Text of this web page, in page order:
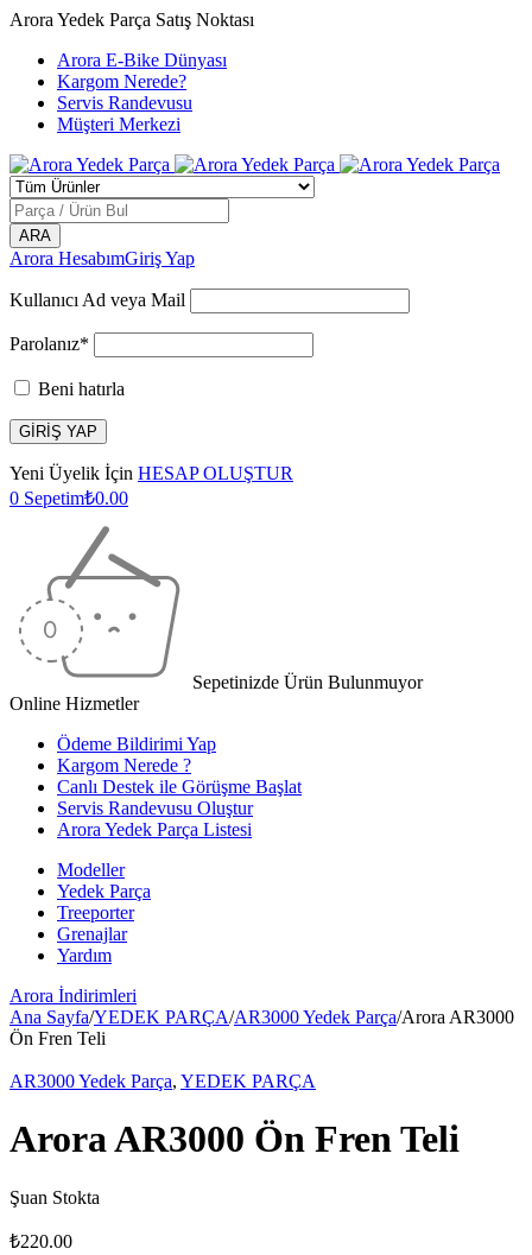
Arora Yedek Parça Satış Noktası
Arora E-Bike Dünyası
Kargom Nerede?
Servis Randevusu
Müşteri Merkezi
Arora HesabımGiriş Yap
Kullanıcı Ad veya Mail
Parolanız*
Beni hatırla
Yeni Üyelik İçin HESAP OLUŞTUR
0 Sepetim₺0.00
Sepetinizde Ürün Bulunmuyor
Online Hizmetler
Ödeme Bildirimi Yap
Kargom Nerede ?
Canlı Destek ile Görüşme Başlat
Servis Randevusu Oluştur
Arora Yedek Parça Listesi
Modeller
Yedek Parça
Treeporter
Grenajlar
Yardım
Arora İndirimleri
Ana Sayfa/YEDEK PARÇA/AR3000 Yedek Parça/Arora AR3000
Ön Fren Teli
AR3000 Yedek Parça, YEDEK PARÇA
Arora AR3000 Ön Fren Teli
Şuan Stokta
₺220.00